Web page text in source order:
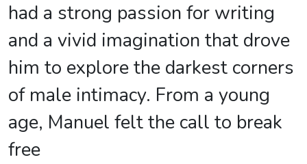
had a strong passion for writing
and a vivid imagination that drove
him to explore the darkest corners
of male intimacy. From a young
age, Manuel felt the call to break
free